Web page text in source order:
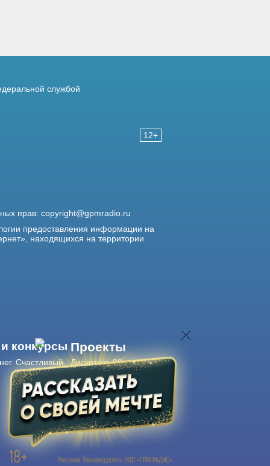
12+
службой
прав: copyright@gpmradio.ru
предоставления информации на
находящихся на территории
конкурсы
Счастливый
Проекты
Дискотека 80-х
Живые концерты
Журнал Авторадио
Авторадиов смартфоне